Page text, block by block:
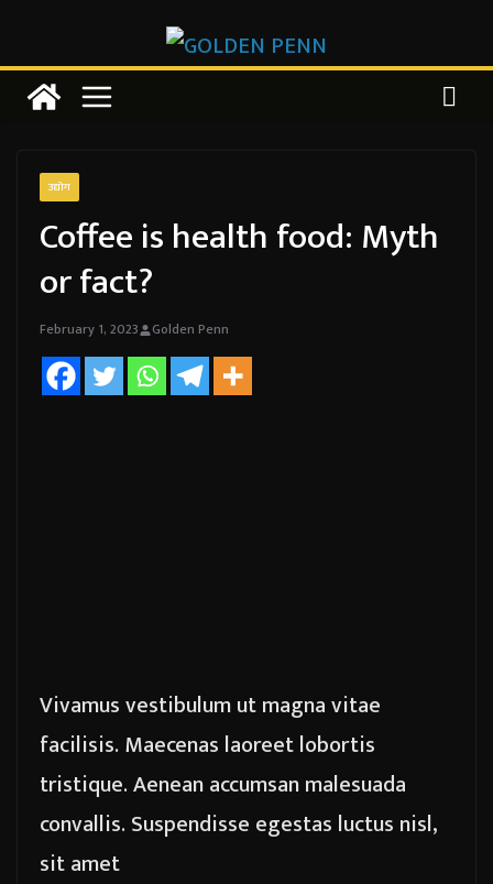
to
content
उद्योग
Coffee is health food: Myth
or fact?
February 1, 2023 Golden Penn
Vivamus vestibulum ut magna vitae
facilisis. Maecenas laoreet lobortis
tristique. Aenean accumsan malesuada
convallis. Suspendisse egestas luctus nisl,
sit amet